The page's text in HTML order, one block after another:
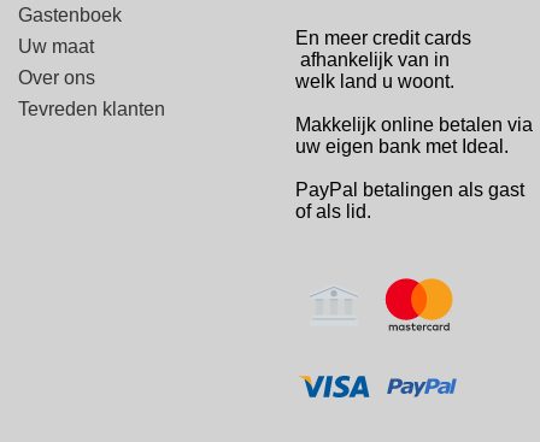
Gastenboek
Uw maat
Over ons
Tevreden klanten
En meer credit cards
afhankelijk van in
welk land u woont.
Makkelijk online betalen via
uw eigen bank met Ideal.
PayPal betalingen als gast
of als lid.